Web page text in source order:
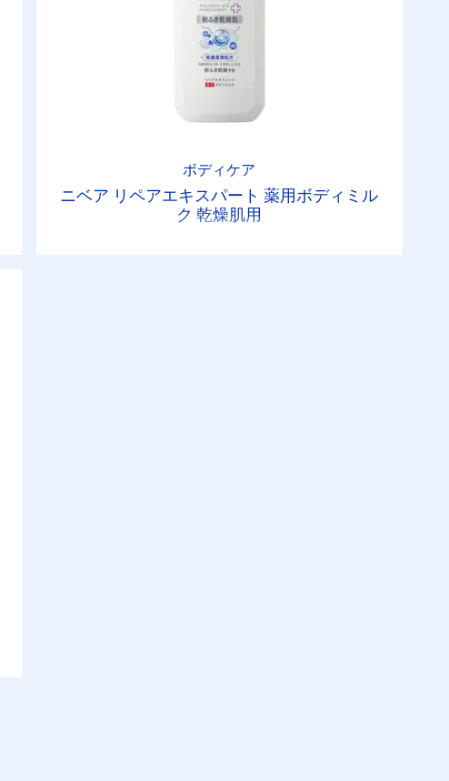
ボディケア
ニベア リペアエキスパート 薬用ボディミル
ク 乾燥肌用